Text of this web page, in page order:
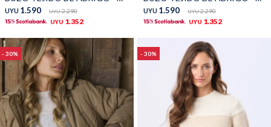
UYU 1.590 UYU 2.290
UYU 1.352
UYU 1.590 UYU 2.290
UYU 1.352
30 30